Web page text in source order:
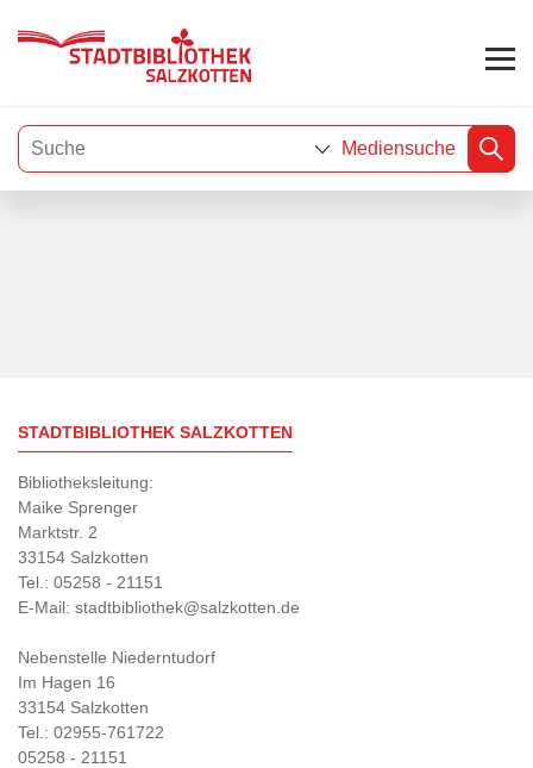
Mediensuche
STADTBIBLIOTHEK SALZKOTTEN
Bibliotheksleitung:
Maike Sprenger
Marktstr. 2
33154 Salzkotten
Tel.: 05258 - 21151
E-Mail: stadtbibliothek@salzkotten.de
Nebenstelle Niederntudorf
Im Hagen 16
33154 Salzkotten
Tel.: 02955-761722
05258 - 21151